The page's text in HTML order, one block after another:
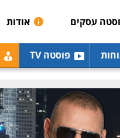
עסקים אודות
פוסטה TV